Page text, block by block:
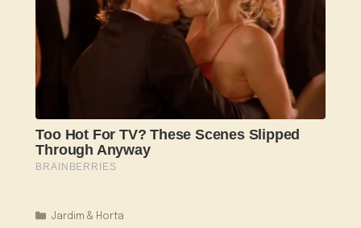
Categorias
Jardim & Horta